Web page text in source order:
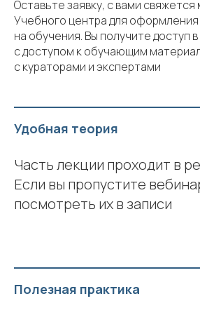
Оставьте заявку, с вами
Учебного центра для оформления
на обучения. Вы получите доступ
с доступом к обучающим
с кураторами и экспертами
Удобная теория
Часть лекции проходит в
Если вы пропустите
посмотреть их в записи
Полезная практика